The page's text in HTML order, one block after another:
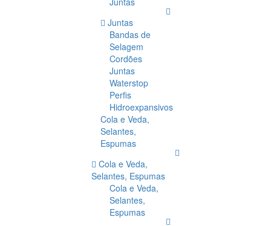
Juntas
Bandas de
Selagem
Cordões
Juntas
Waterstop
Perfis
Hidroexpansivos
Cola e Veda,
Selantes,
Espumas
Cola e Veda,
Selantes, Espumas
Cola e Veda,
Selantes,
Espumas